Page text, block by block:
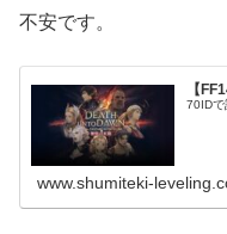
不安です。
【
70IDで
www.shumiteki-